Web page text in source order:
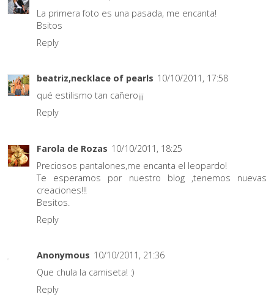
La primera foto es una pasada, me encanta!
Bsitos
Reply
beatriz,necklace of pearls 10/10/2011, 17:58
qué estilismo tan cañero¡¡¡
Reply
Farola de Rozas 10/10/2011, 18:25
Preciosos pantalones,me encanta el leopardo!
Te esperamos por nuestro blog ,tenemos nuevas
creaciones!!!
Besitos.
Reply
Anonymous 10/10/2011, 21:36
Que chula la camiseta! :)
Reply